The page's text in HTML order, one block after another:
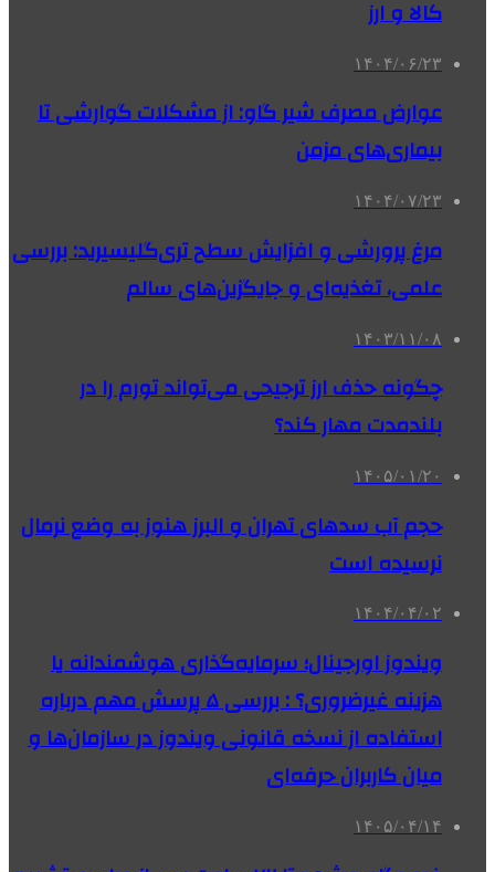
کالا و ارز
۱۴۰۴/۰۶/۲۳
عوارض مصرف شیر گاو: از مشکلات گوارشی تا
بیماری‌های مزمن
۱۴۰۴/۰۷/۲۳
مرغ پرورشی و افزایش سطح تری‌گلیسیرید: بررسی
علمی، تغذیه‌ای و جایگزین‌های سالم
۱۴۰۳/۱۱/۰۸
چگونه حذف ارز ترجیحی می‌تواند تورم را در
بلندمدت مهار کند؟
۱۴۰۵/۰۱/۲۰
حجم آب سدهای تهران و البرز هنوز به وضع نرمال
نرسیده است
۱۴۰۴/۰۴/۰۲
ویندوز اورجینال؛ سرمایه‌گذاری هوشمندانه یا
هزینه غیرضروری؟ : بررسی ۵ پرسش مهم درباره
استفاده از نسخه قانونی ویندوز در سازمان‌ها و
میان کاربران حرفه‌ای
۱۴۰۵/۰۴/۱۴